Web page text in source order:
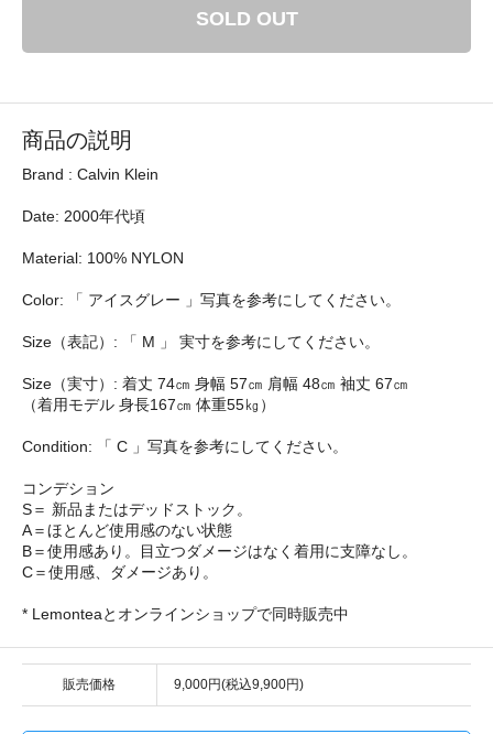
SOLD OUT
商品の説明
Brand : Calvin Klein
Date: 2000年代頃
Material: 100% NYLON
Color: 「 アイスグレー 」写真を参考にしてください。
Size（表記）: 「 M 」 実寸を参考にしてください。
Size（実寸）: 着丈 74㎝ 身幅 57㎝ 肩幅 48㎝ 袖丈 67㎝
（着用モデル 身長167㎝ 体重55㎏）
Condition: 「 C 」写真を参考にしてください。
コンデション
S＝ 新品またはデッドストック。
A＝ほとんど使用感のない状態
B＝使用感あり。目立つダメージはなく着用に支障なし。
C＝使用感、ダメージあり。
* Lemonteaとオンラインショップで同時販売中
販売価格 9,000円(税込9,900円)